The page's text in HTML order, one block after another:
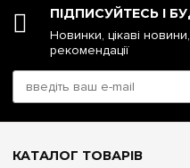
ПІДПИСУЙТЕСЬ І
Новинки, цікаві
рекомендації
КАТАЛОГ ТОВАРІВ